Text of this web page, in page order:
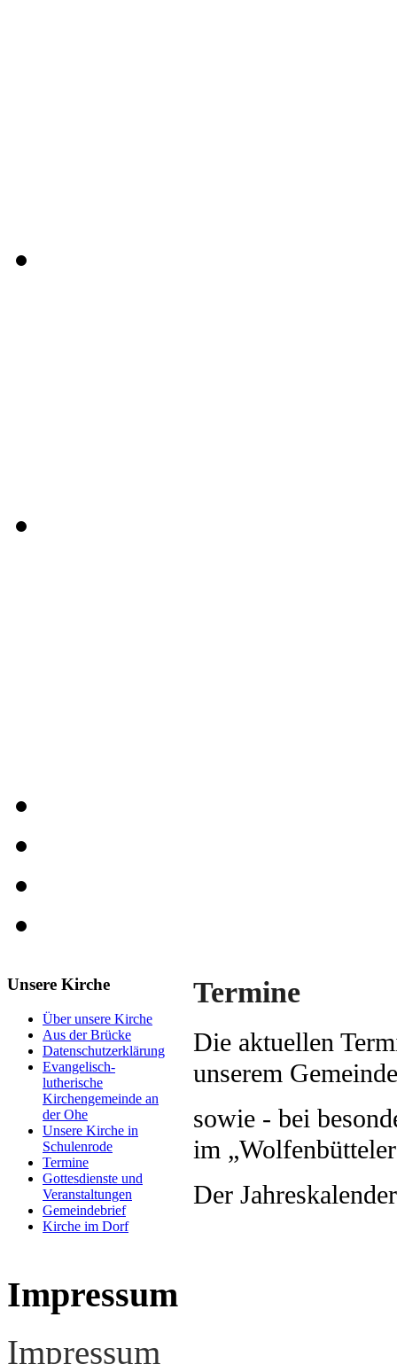
Unsere Kirche
Über unsere Kirche
Aus der Brücke
Datenschutzerklärung
Evangelisch-
lutherische
Kirchengemeinde an
der Ohe
Unsere Kirche in
Schulenrode
Termine
Gottesdienste und
Veranstaltungen
Gemeindebrief
Kirche im Dorf
Termine
Die aktuellen
unserem
sowie - bei
im
Der
Impressum
Impressum